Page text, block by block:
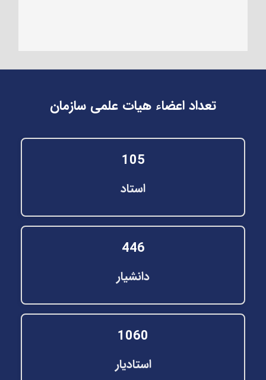
تعداد اعضاء هیات علمی سازمان
105
استاد
446
دانشیار
1060
استادیار